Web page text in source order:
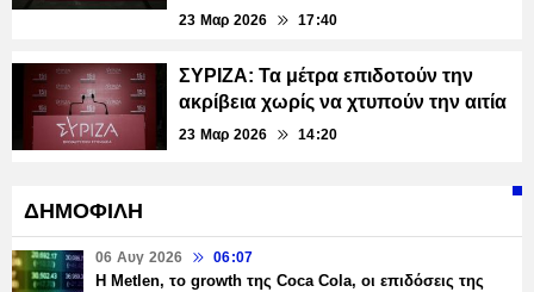
23 Μαρ 2026 17:40
ΣΥΡΙΖΑ: Τα μέτρα επιδοτούν την
ακρίβεια χωρίς να χτυπούν την αιτία
23 Μαρ 2026 14:20
ΔΗΜΟΦΙΛΗ
06 Αυγ 2026 06:07
H Metlen, το growth της Coca Cola, οι επιδόσεις της